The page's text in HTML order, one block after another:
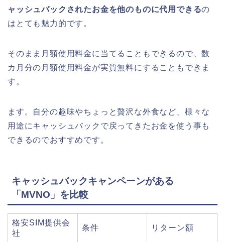
ャッシュバックされたお金を他のものに代用できるの
はとても魅力的です。
そのまま月額使用料金に当てることもできるので、数
カ月分の月額使用料金が実質無料にすることもできま
す。
ます。自分の趣味やちょっと贅沢な外食など、様々な
用途にキャッシュバックで戻ってきたお金を使う事も
できるのでおすすめです。
キャッシュバックキャンペーンがある
「MVNO」を比較
格安SIM提供会
社
条件 リターン額